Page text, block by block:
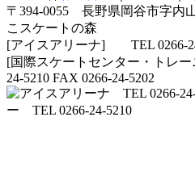
〒394-0055 長野県岡谷市字内
こスケートの森
[アイスアリーナ] TEL 0266-
[国際スケートセンター・トレ
24-5210 FAX 0266-24-5202